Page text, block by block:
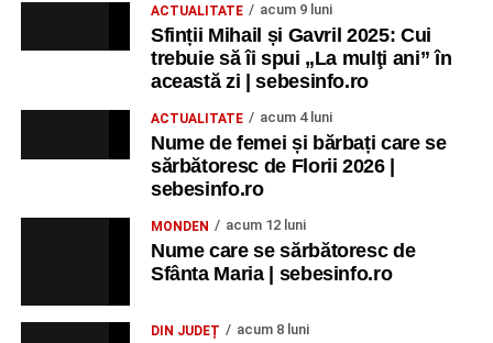
ACTUALITATE acum 9 luni
Sfinții Mihail și Gavril 2025: Cui
trebuie să îi spui „La mulţi ani” în
această zi | sebesinfo.ro
ACTUALITATE acum 4 luni
Nume de femei și bărbați care se
sărbătoresc de Florii 2026 |
sebesinfo.ro
MONDEN acum 12 luni
Nume care se sărbătoresc de
Sfânta Maria | sebesinfo.ro
DIN JUDEȚ acum 8 luni